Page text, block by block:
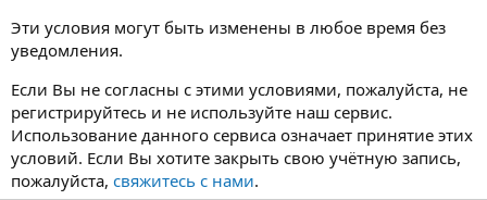
Эти условия могут быть изменены в любое время без
уведомления.
Если Вы не согласны с этими условиями, пожалуйста, не
регистрируйтесь и не используйте наш сервис.
Использование данного сервиса означает принятие этих
условий. Если Вы хотите закрыть свою учётную запись,
пожалуйста, свяжитесь с нами.